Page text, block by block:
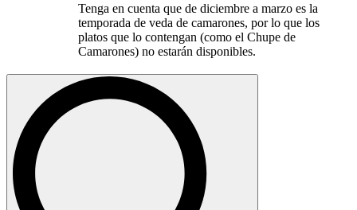
Tenga en cuenta que de diciembre a marzo es la
temporada de veda de camarones, por lo que los
platos que lo contengan (como el Chupe de
Camarones) no estarán disponibles.